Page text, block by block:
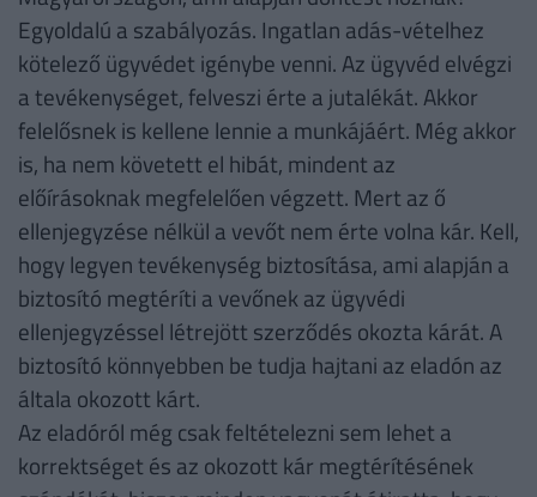
Egyoldalú a szabályozás. Ingatlan adás-vételhez
kötelező ügyvédet igénybe venni. Az ügyvéd elvégzi
a tevékenységet, felveszi érte a jutalékát. Akkor
felelősnek is kellene lennie a munkájáért. Még akkor
is, ha nem követett el hibát, mindent az
előírásoknak megfelelően végzett. Mert az ő
ellenjegyzése nélkül a vevőt nem érte volna kár. Kell,
hogy legyen tevékenység biztosítása, ami alapján a
biztosító megtéríti a vevőnek az ügyvédi
ellenjegyzéssel létrejött szerződés okozta kárát. A
biztosító könnyebben be tudja hajtani az eladón az
általa okozott kárt.
Az eladóról még csak feltételezni sem lehet a
korrektséget és az okozott kár megtérítésének